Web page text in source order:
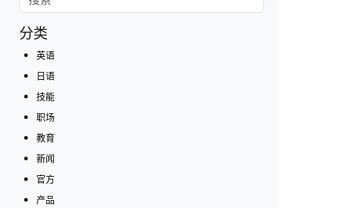
分类
英语
日语
技能
职场
教育
新闻
官方
产品